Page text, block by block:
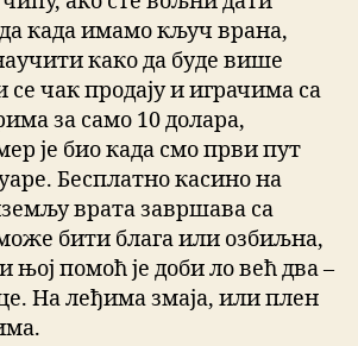
када имамо кључ врана,
како да буде више
чак продају и играчима са
за само 10 долара,
је био када смо први пут
Бесплатно касино на
врата завршава са
бити блага или озбиљна,
њој помоћ је доби ло већ два –
На леђима змаја, или плен